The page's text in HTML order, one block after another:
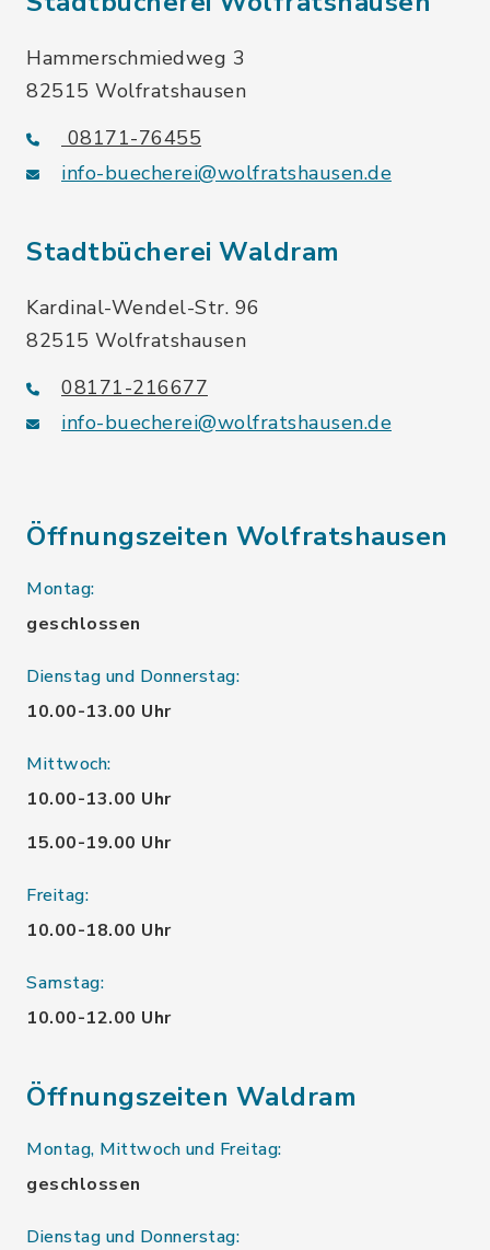
Hammerschmiedweg 3
82515 Wolfratshausen
08171-76455
info-buecherei@wolfratshausen.de
Stadtbücherei Waldram
Kardinal-Wendel-Str. 96
82515 Wolfratshausen
08171-216677
info-buecherei@wolfratshausen.de
Öffnungszeiten Wolfratshausen
Montag:
geschlossen
Dienstag und Donnerstag:
10.00-13.00 Uhr
Mittwoch:
10.00-13.00 Uhr
15.00-19.00 Uhr
Freitag:
10.00-18.00 Uhr
Samstag:
10.00-12.00 Uhr
Öffnungszeiten Waldram
Montag, Mittwoch und Freitag:
geschlossen
Dienstag und Donnerstag: